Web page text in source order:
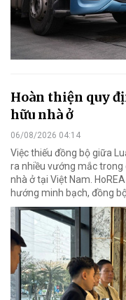
Hoàn thiện quy
hữu nhà ở
06/08/2026 04:14
Việc thiếu đồng bộ giữa
ra nhiều vướng mắc
nhà ở tại Việt Nam.
hướng minh bạch, đồng